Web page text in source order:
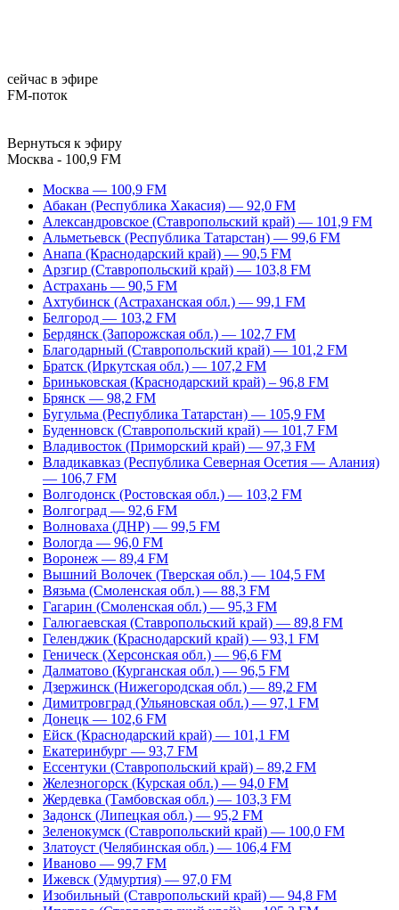
сейчас в эфире
FM-поток
Вернуться к эфиру
Москва - 100,9 FM
Москва — 100,9 FM
Абакан (Республика Хакасия) — 92,0 FM
Александровское (Ставропольский край) — 101,9 FM
Альметьевск (Республика Татарстан) — 99,6 FM
Анапа (Краснодарский край) — 90,5 FM
Арзгир (Ставропольский край) — 103,8 FM
Астрахань — 90,5 FM
Ахтубинск (Астраханская обл.) — 99,1 FM
Белгород — 103,2 FM
Бердянск (Запорожская обл.) — 102,7 FM
Благодарный (Ставропольский край) — 101,2 FM
Братск (Иркутская обл.) — 107,2 FM
Бриньковская (Краснодарский край) – 96,8 FM
Брянск — 98,2 FM
Бугульма (Республика Татарстан) — 105,9 FM
Буденновск (Ставропольский край) — 101,7 FM
Владивосток (Приморский край) — 97,3 FM
Владикавказ (Республика Северная Осетия — Алания)
— 106,7 FM
Волгодонск (Ростовская обл.) — 103,2 FM
Волгоград — 92,6 FM
Волноваха (ДНР) — 99,5 FM
Вологда — 96,0 FM
Воронеж — 89,4 FM
Вышний Волочек (Тверская обл.) — 104,5 FM
Вязьма (Смоленская обл.) — 88,3 FM
Гагарин (Смоленская обл.) — 95,3 FM
Галюгаевская (Ставропольский край) — 89,8 FM
Геленджик (Краснодарский край) — 93,1 FM
Геническ (Херсонская обл.) — 96,6 FM
Далматово (Курганская обл.) — 96,5 FM
Дзержинск (Нижегородская обл.) — 89,2 FM
Димитровград (Ульяновская обл.) — 97,1 FM
Донецк — 102,6 FM
Ейск (Краснодарский край) — 101,1 FM
Екатеринбург — 93,7 FM
Ессентуки (Ставропольский край) – 89,2 FM
Железногорск (Курская обл.) — 94,0 FM
Жердевка (Тамбовская обл.) — 103,3 FM
Задонск (Липецкая обл.) — 95,2 FM
Зеленокумск (Ставропольский край) — 100,0 FM
Златоуст (Челябинская обл.) — 106,4 FM
Иваново — 99,7 FM
Ижевск (Удмуртия) — 97,0 FM
Изобильный (Ставропольский край) — 94,8 FM